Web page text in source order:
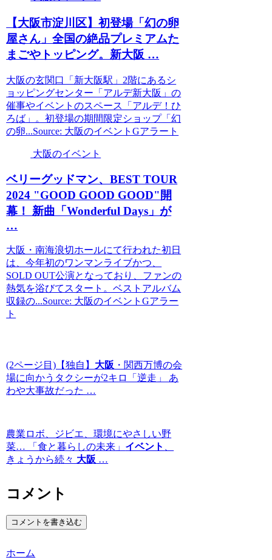
【大阪市淀川区】初登場「幻の卵
屋さん」全国の絶品プレミアムた
まごやトッピング。新大阪 …
大阪の玄関口「新大阪駅」2階にあるシ
ョッピングセンター「アルデ新大阪」の
催事やイベントのスペース「アルデ！ひ
ろば」。初登場の期間限定ショップ「幻
の卵...Source: 大阪のイベントGアラート
大阪のイベント
ベリーグッドマン、BEST TOUR
2024 "GOOD GOOD GOOD"開
幕！ 新曲「Wonderful Days」が
…
大阪・南海浪切ホールにて行われた初日
は、今年初のワンマンライブかつ、
SOLD OUT公演となっており、ファンの
熱気を浴びてスタート。ベストアルバム
収録の...Source: 大阪のイベントGアラー
ト
(2ページ目)【独自】 大阪 ・関西万博の会
場に向かうタクシーが2キロ「逆走」 あ
わや大事故だった …
農業ロボ、ジビエ、環境にやさしい野
菜… 「食と暮らしの未来」 イベント
きょうから続々 大阪 …
コメント
コメントを書き込む
ホーム